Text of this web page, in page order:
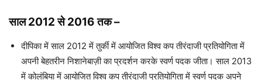
साल 2012 से 2016 तक–
दीपिका में साल 2012 में तुर्की में आयोजित विश्व कप तीरंदाजी प्रतियोगिता में
अपनी बेहतरीन निशानेबाज़ी का प्रदर्शन करके स्वर्ण पदक जीता। साल 2013
में कोलंबिया में आयोजित विश्व कप तीरंदाजी प्रतियोगिता में स्वर्ण पदक अपने